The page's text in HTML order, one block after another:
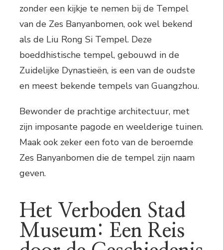
zonder een kijkje te nemen bij de Tempel
van de Zes Banyanbomen, ook wel bekend
als de Liu Rong Si Tempel. Deze
boeddhistische tempel, gebouwd in de
Zuidelijke Dynastieën, is een van de oudste
en meest bekende tempels van Guangzhou.
Bewonder de prachtige architectuur, met
zijn imposante pagode en weelderige tuinen.
Maak ook zeker een foto van de beroemde
Zes Banyanbomen die de tempel zijn naam
geven.
Het Verboden Stad
Museum: Een Reis